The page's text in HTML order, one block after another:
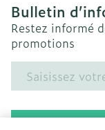
Bulletin
Restez informé
promotions
Adresse mail